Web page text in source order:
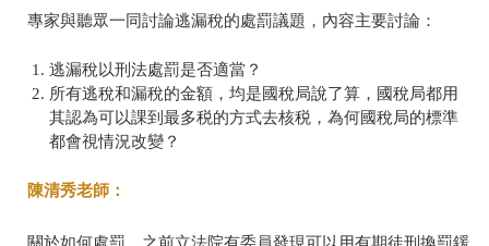
專家與聽眾一同討論逃漏稅的處罰議題，內容主要討論：
逃漏稅以刑法處罰是否適當？
所有逃稅和漏稅的金額，均是國稅局說了算，國稅局都用
其認為可以課到最多税的方式去核税，為何國稅局的標準
都會視情況改變？
陳清秀老師：